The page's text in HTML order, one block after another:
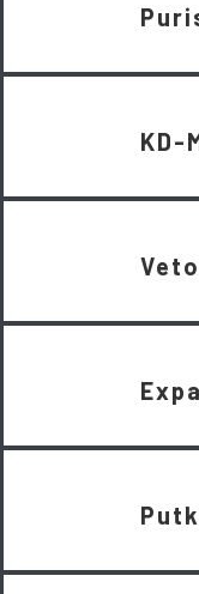
KD-